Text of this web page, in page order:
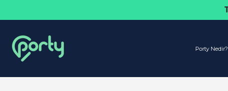
Porty Nedir?